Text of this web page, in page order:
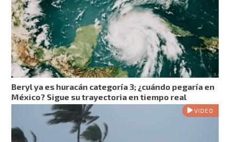
Beryl ya es huracán categoría 3; ¿cuándo pegaría en
México? Sigue su trayectoria en tiempo real
VIDEO